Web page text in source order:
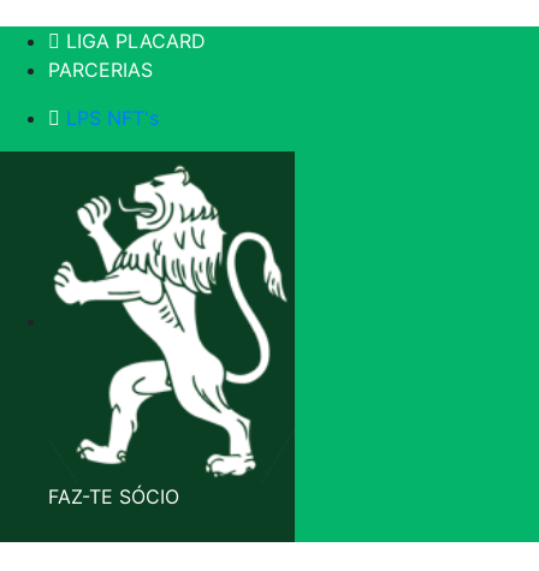
LIGA PLACARD
PARCERIAS
LPS NFT's
FAZ-TE SÓCIO